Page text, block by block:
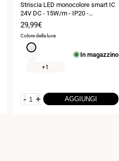
Striscia LED monocolore smart IC
24V DC - 15W/m - IP20 -
120LED/m - Larghezza 10mm - 10
metri
Prezzo
di
vendita
29,99€
Colore della luce
Bianco
6000K
neutro+1
In magazzino
- + AGGIUNGI